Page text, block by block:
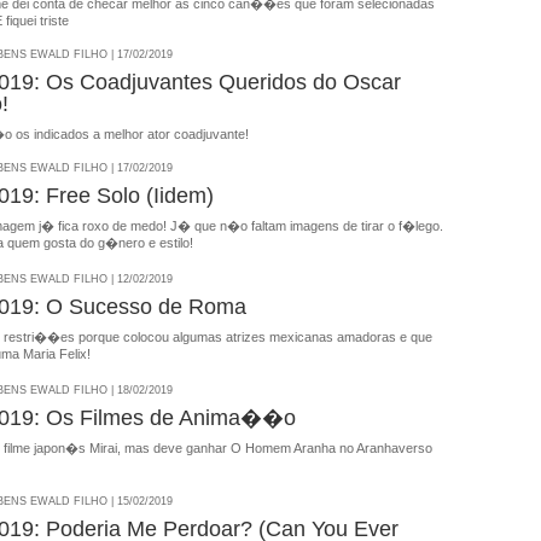
dei conta de checar melhor as cinco can��es que foram selecionadas
fiquei triste
EWALD FILHO | 17/02/2019
Os Coadjuvantes Queridos do Oscar
os indicados a melhor ator coadjuvante!
EWALD FILHO | 17/02/2019
Free Solo (Iidem)
j� fica roxo de medo! J� que n�o faltam imagens de tirar o f�lego.
quem gosta do g�nero e estilo!
EWALD FILHO | 12/02/2019
O Sucesso de Roma
porque colocou algumas atrizes mexicanas amadoras e que
Maria Felix!
EWALD FILHO | 18/02/2019
Os Filmes de Anima��o
japon�s Mirai, mas deve ganhar O Homem Aranha no Aranhaverso
EWALD FILHO | 15/02/2019
Poderia Me Perdoar? (Can You Ever